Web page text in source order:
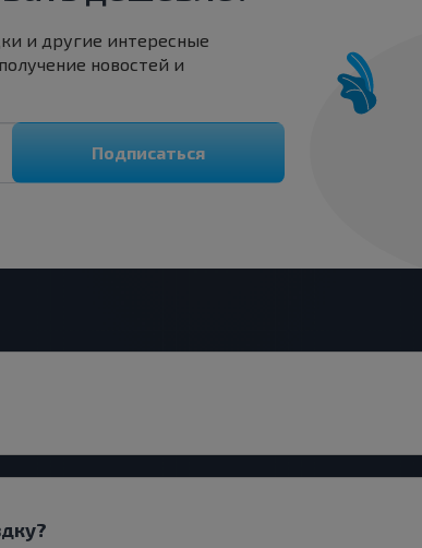
и другие интересные
новостей и
Подписаться